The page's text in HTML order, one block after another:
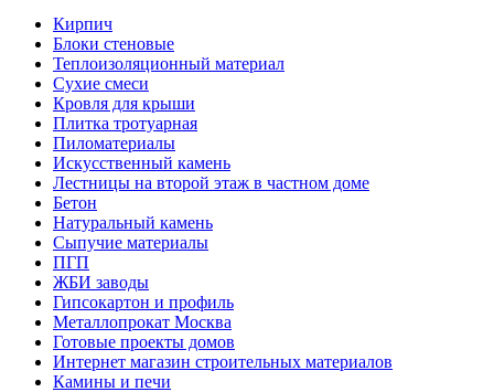
Кирпич
Блоки стеновые
Теплоизоляционный материал
Сухие смеси
Кровля для крыши
Плитка тротуарная
Пиломатериалы
Искусственный камень
Лестницы на второй этаж в частном доме
Бетон
Натуральный камень
Сыпучие материалы
ПГП
ЖБИ заводы
Гипсокартон и профиль
Металлопрокат Москва
Готовые проекты домов
Интернет магазин строительных материалов
Камины и печи